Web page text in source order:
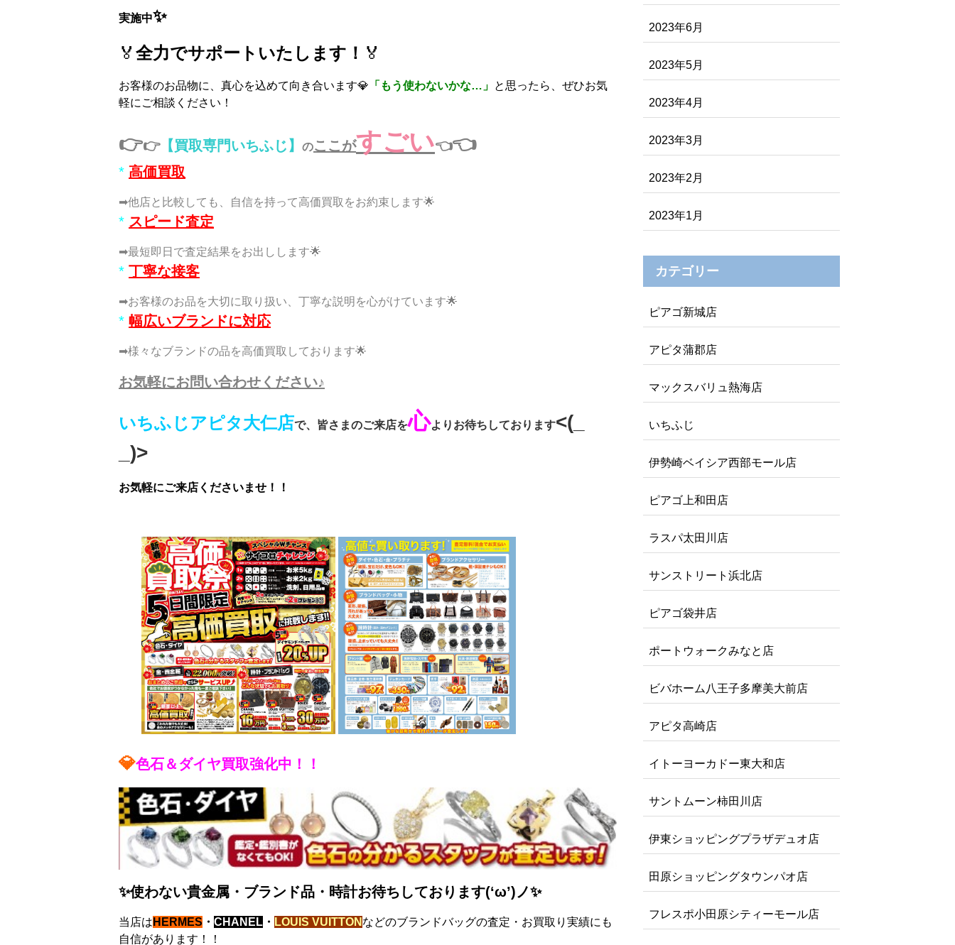
実施中✨
🏅 全力でサポートいたします！ 🏅
お客様のお品物に、真心を込めて向き合います💎 「もう使わないかな…」 と思ったら、ぜひお気
軽にご相談ください！
👉👉【買取専門いちふじ】 のここがすごい👈👈
* 高価買取
➡他店と比較しても、自信を持って高価買取をお約束します🌟
* スピード査定
➡最短即日で査定結果をお出しします🌟
* 丁寧な接客
➡お客様のお品を大切に取り扱い、丁寧な説明を心がけています🌟
* 幅広いブランドに対応
➡様々なブランドの品を高価買取しております🌟
お気軽にお問い合わせください♪
いちふじアピタ大仁店で、皆さまのご来店を心よりお待ちしております<(_
_)>
お気軽にご来店くださいませ！！
💎色石＆ダイヤ買取強化中！！
✨使わない貴金属・ブランド品・時計お待ちしております(‘ω’)ノ✨
当店は HERMES ・ CHANEL ・ LOUIS VUITTON などのブランドバッグの査定・お買取り実績にも
自信があります！！
2023年6月
2023年5月
2023年4月
2023年3月
2023年2月
2023年1月
カテゴリー
ピアゴ新城店
アピタ蒲郡店
マックスバリュ熱海店
いちふじ
伊勢崎ベイシア西部モール店
ピアゴ上和田店
ラスパ太田川店
サンストリート浜北店
ピアゴ袋井店
ポートウォークみなと店
ビバホーム八王子多摩美大前店
アピタ高崎店
イトーヨーカドー東大和店
サントムーン柿田川店
伊東ショッピングプラザデュオ店
田原ショッピングタウンパオ店
フレスポ小田原シティーモール店